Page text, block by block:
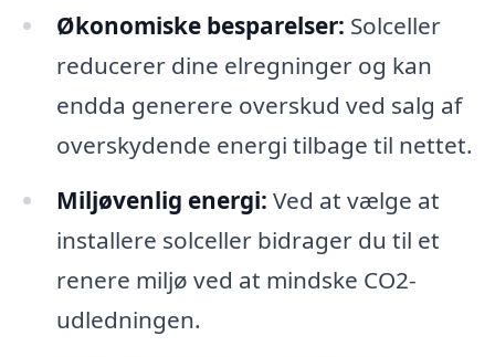
Økonomiske besparelser: Solceller
reducerer dine elregninger og kan
endda generere overskud ved salg af
overskydende energi tilbage til nettet.
Miljøvenlig energi: Ved at vælge at
installere solceller bidrager du til et
renere miljø ved at mindske CO2-
udledningen.